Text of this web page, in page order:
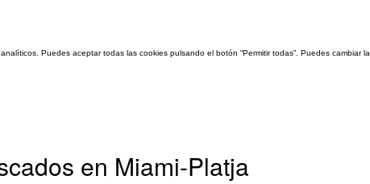
Puedes aceptar todas las cookies pulsando el botón “Permitir todas”. Puedes cambiar la
en Miami-Platja